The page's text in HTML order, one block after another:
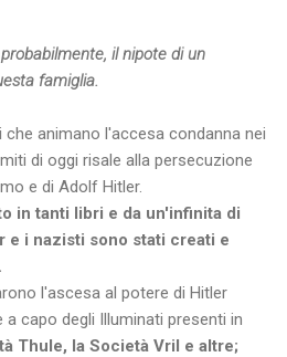
il nipote di un
famiglia.
animano l'accesa condanna nei
di oggi risale alla persecuzione
e di Adolf Hitler.
in tanti libri e da un'infinita di
e i nazisti sono stati creati e
l'ascesa al potere di Hitler
capo degli Illuminati presenti in
Thule, la Società Vril e altre;